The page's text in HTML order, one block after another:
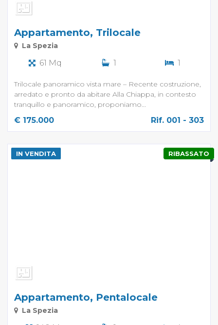
Appartamento, Trilocale
La Spezia
61 Mq 1 1
Trilocale panoramico vista mare – Recente costruzione,
arredato e pronto da abitare Alla Chiappa, in contesto
tranquillo e panoramico, proponiamo...
€ 175.000 Rif. 001 - 303
RIBASSATO
IN VENDITA
Appartamento, Pentalocale
La Spezia